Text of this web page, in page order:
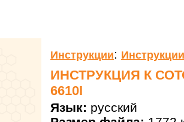
Инструкции:
ИНСТРУКЦИЯ К
6610I
Язык: русский